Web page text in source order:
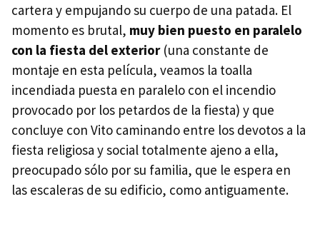
cartera y empujando su cuerpo de una patada. El
momento es brutal, muy bien puesto en paralelo
con la fiesta del exterior(una constante de
montaje en esta película, veamos la toalla
incendiada puesta en paralelo con el incendio
provocado por los petardos de la fiesta) y que
concluye con Vito caminando entre los devotos a la
fiesta religiosa y social totalmente ajeno a ella,
preocupado sólo por su familia, que le espera en
las escaleras de su edificio, como antiguamente.